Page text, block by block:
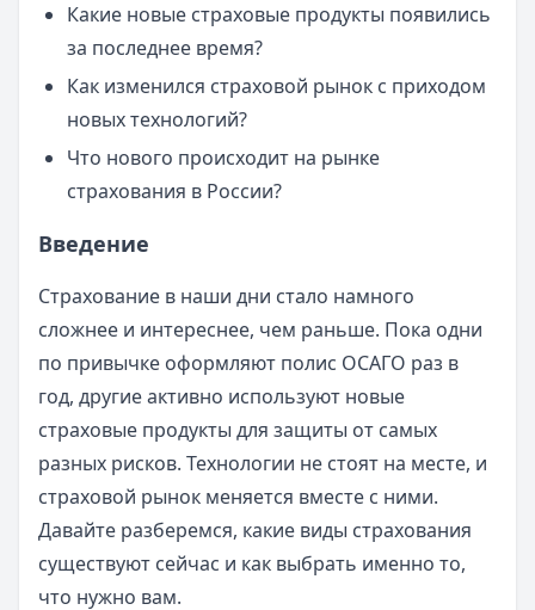
Какие новые страховые продукты появились
за последнее время?
Как изменился страховой рынок с приходом
новых технологий?
Что нового происходит на рынке
страхования в России?
Введение
Страхование в наши дни стало намного
сложнее и интереснее, чем раньше. Пока одни
по привычке оформляют полис ОСАГО раз в
год, другие активно используют новые
страховые продукты для защиты от самых
разных рисков. Технологии не стоят на месте, и
страховой рынок меняется вместе с ними.
Давайте разберемся, какие виды страхования
существуют сейчас и как выбрать именно то,
что нужно вам.